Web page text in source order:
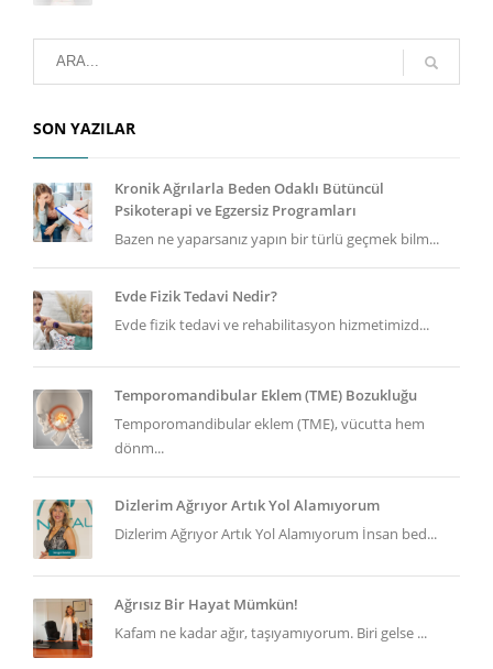
SON YAZILAR
Kronik Ağrılarla Beden Odaklı Bütüncül
Psikoterapi ve Egzersiz Programları
Bazen ne yaparsanız yapın bir türlü geçmek bilm...
Evde Fizik Tedavi Nedir?
Evde fizik tedavi ve rehabilitasyon hizmetimizd...
Temporomandibular Eklem (TME) Bozukluğu
Temporomandibular eklem (TME), vücutta hem
dönm...
Dizlerim Ağrıyor Artık Yol Alamıyorum
Dizlerim Ağrıyor Artık Yol Alamıyorum İnsan bed...
Ağrısız Bir Hayat Mümkün!
Kafam ne kadar ağır, taşıyamıyorum. Biri gelse ...